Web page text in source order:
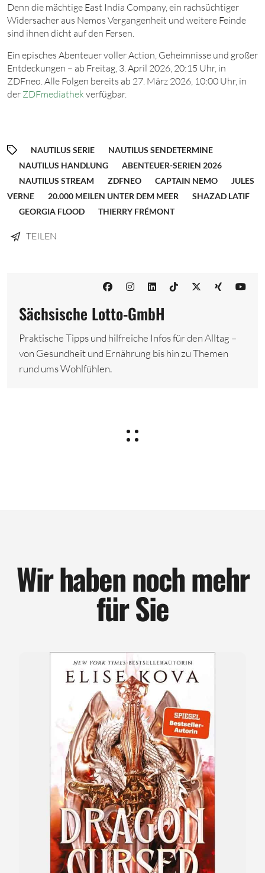
Denn die mächtige East India Company, ein rachsüchtiger
Widersacher aus Nemos Vergangenheit und weitere Feinde
sind ihnen dicht auf den Fersen.
Ein episches Abenteuer voller Action, Geheimnisse und großer
Entdeckungen – ab Freitag, 3. April 2026, 20:1 5 Uhr, in
ZDFneo. Alle Folgen bereits ab 27. März 2026, 10:00 Uhr, in
der ZDFmediathek verfügbar.
NAUTILUS SERIE
NAUTILUS SENDETERMINE
NAUTILUS HANDLUNG
ABENTEUER-SERIEN 2026
NAUTILUS STREAM
ZDFNEO CAPTAIN NEMO
JULES
VERNE
20.000 MEILEN UNTER DEM MEER
SHAZAD LATIF
GEORGIA FLOOD
THIERRY FRÉMONT
TEILEN
Sächsische Lotto-GmbH
Praktische Tipps und hilfreiche Infos für den Alltag –
von Gesundheit und Ernährung bis hin zu Themen
rund ums Wohlfühlen.
Wir haben noch mehr
für Sie